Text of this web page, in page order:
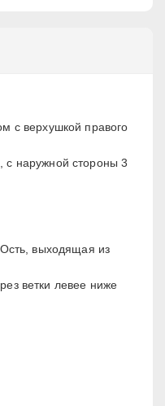
с верхушкой правого
наружной стороны 3
выходящая из
ветки левее ниже